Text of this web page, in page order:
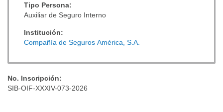
Tipo Persona:
Auxiliar de Seguro Interno
Institución:
Compañía de Seguros América, S.A.
No. Inscripción:
SIB-OIF-XXXIV-073-2026